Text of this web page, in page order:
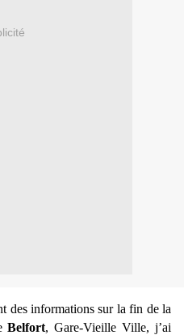
des informations sur la fin de la
Belfort, Gare-Vieille Ville, j’ai